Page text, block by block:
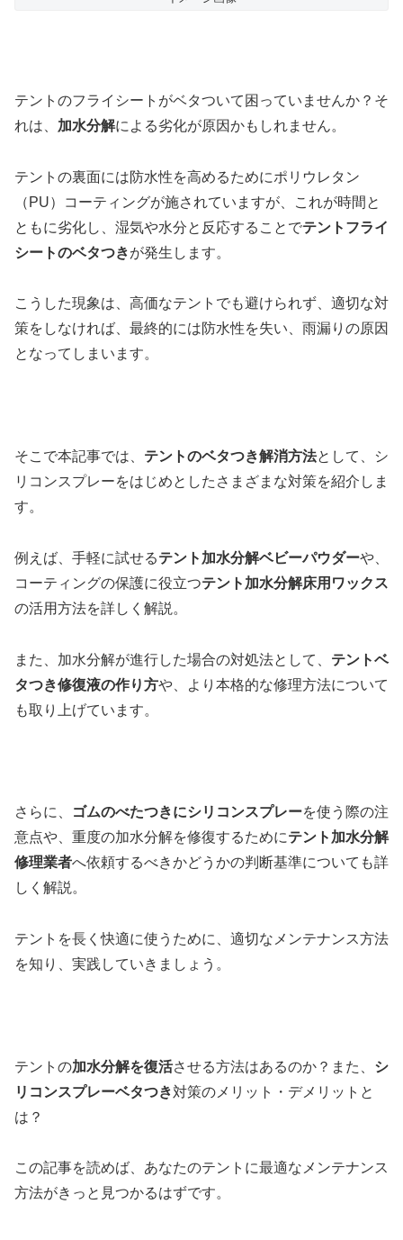
テントのフライシートがベタついて困っていませんか？そ
れは、 加水分解による劣化が原因かもしれません。
テントの裏面には防水性を高めるためにポリウレタン
（PU）コーティングが施されていますが、これが時間と
ともに劣化し、湿気や水分と反応することでテントフライ
シートのベタつきが発生します。
こうした現象は、高価なテントでも避けられず、適切な対
策をしなければ、最終的には防水性を失い、雨漏りの原因
となってしまいます。
そこで本記事では、 テントのベタつき解消方法として、シ
リコンスプレーをはじめとしたさまざまな対策を紹介しま
す。
例えば、手軽に試せるテント加水分解ベビーパウダーや、
コーティングの保護に役立つテント加水分解床用ワックス
の活用方法を詳しく解説。
また、加水分解が進行した場合の対処法として、 テントベ
タつき修復液の作り方や、より本格的な修理方法について
も取り上げています。
さらに、 ゴムのべたつきにシリコンスプレーを使う際の注
意点や、重度の加水分解を修復するためにテント加水分解
修理業者へ依頼するべきかどうかの判断基準についても詳
しく解説。
テントを長く快適に使うために、適切なメンテナンス方法
を知り、実践していきましょう。
テントの加水分解を復活させる方法はあるのか？また、 シ
リコンスプレーベタつき対策のメリット・デメリットと
は？
この記事を読めば、あなたのテントに最適なメンテナンス
方法がきっと見つかるはずです。